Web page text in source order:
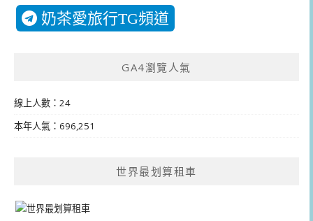
奶茶愛旅行TG頻道
GA4瀏覽人氣
線上人數：24
本年人氣：696,251
世界最划算租車